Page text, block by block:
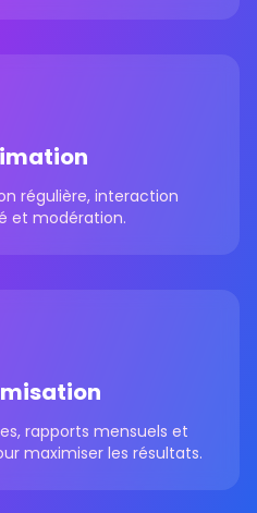
régulière, interaction
et modération.
rapports mensuels et
maximiser les résultats.